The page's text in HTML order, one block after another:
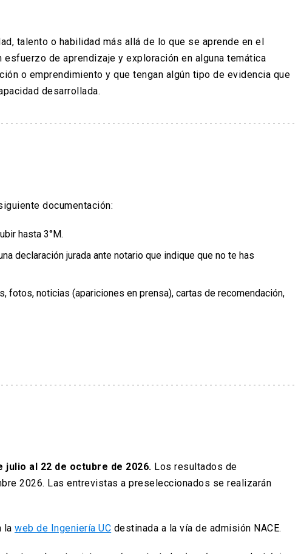
talento o habilidad más allá de lo que se aprende en el
de aprendizaje y exploración en alguna temática
o emprendimiento y que tengan algún tipo de evidencia que
desarrollada.
documentación:
hasta 3°M.
declaración jurada ante notario que indique que no te has
noticias (apariciones en prensa), cartas de recomendación,
julio al 22 de octubre de 2026. Los resultados de
2026. Las entrevistas a preseleccionados se realizarán
la web de Ingeniería UC destinada a la vía de admisión NACE.